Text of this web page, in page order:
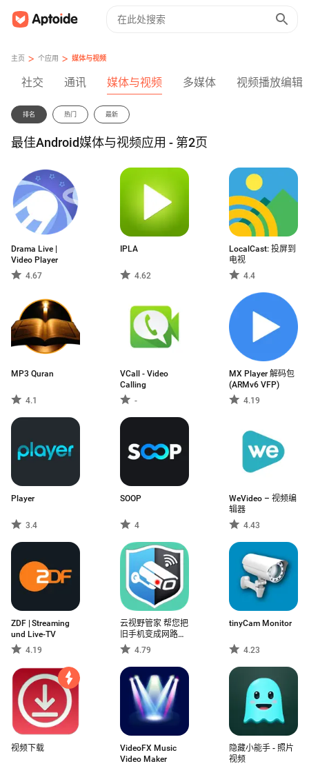
主页 > 个应用 > 媒体与视频
社交 通讯 媒体与视频 多媒体 视频播放编辑
排名 热门 最新
最佳Android媒体与视频应用 - 第2页
Drama Live |
Video Player
4.67
IPLA
4.62
LocalCast: 投屏到
电视
4.4
MP3 Quran
4.1
VCall - Video
Calling
-
MX Player 解码包
(ARMv6 VFP)
4.19
Player
3.4
SOOP
4
WeVideo – 视频编
辑器
4.43
ZDF | Streaming
und Live-TV
4.19
云视野管家 帮您把
旧手机变成网路摄
像头 4.79
tinyCam Monitor
4.23
视频下载
VideoFX Music
Video Maker
隐藏小能手 - 照片
视频